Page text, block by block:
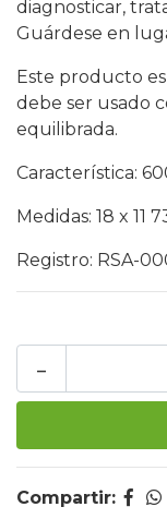
diagnosticar,
Guárdese en
Este producto
debe ser usado
equilibrada.
Característica:
Medidas: 18 x 11
Registro: RSA-
-
Compartir: